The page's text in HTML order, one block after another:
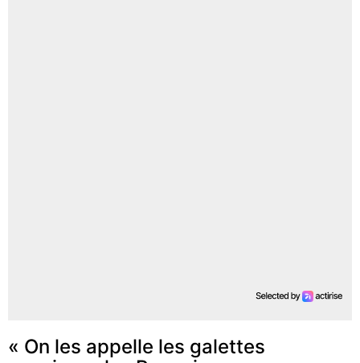
« On les appelle les galettes